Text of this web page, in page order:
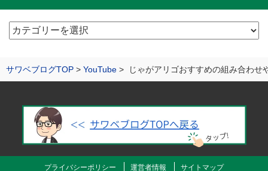
サワベブログTOP YouTube じゃがアリゴおすすめの組み合わせ
カ
リ
プライバシーポリシー 運営者情報 サイトマップ